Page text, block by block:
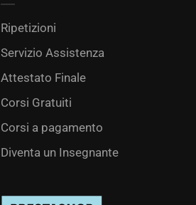
Ripetizioni
Servizio Assistenza
Attestato Finale
Corsi Gratuiti
Corsi a pagamento
Diventa un Insegnante